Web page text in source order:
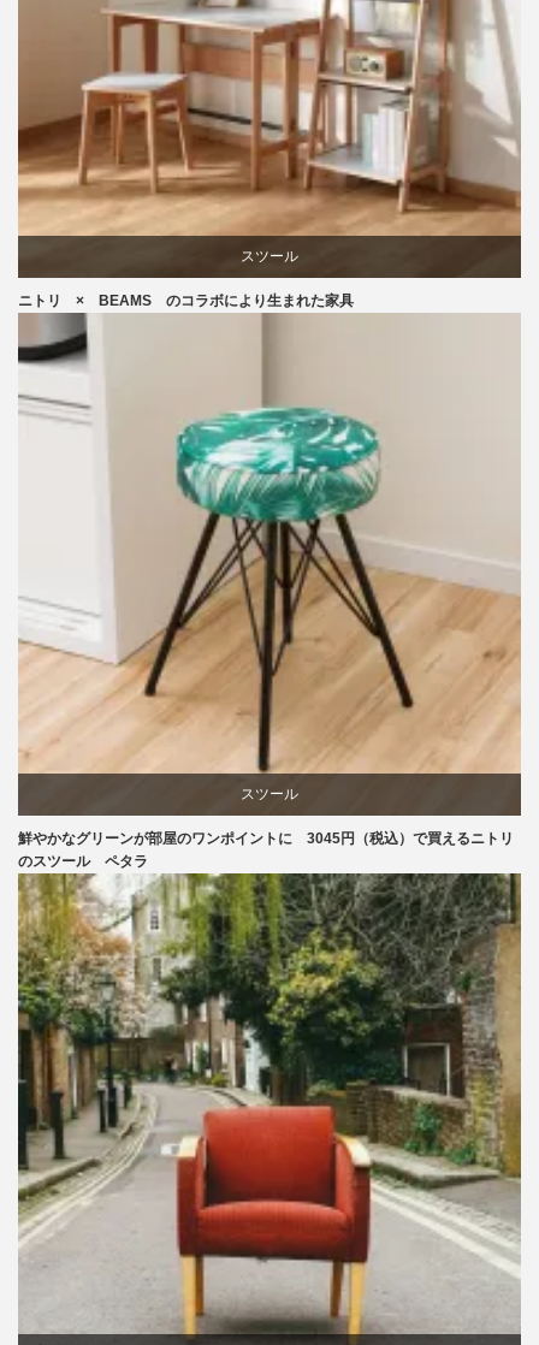
スツール
ブランディング
椅子
ニトリ × BEAMS のコラボにより生まれた家具
スツール
椅子
鮮やかなグリーンが部屋のワンポイントに 3045円（税込）で買えるニトリ
のスツール ペタラ